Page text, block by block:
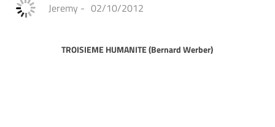
Jeremy - 02/10/2012
TROISIEME HUMANITE (Bernard Werber)